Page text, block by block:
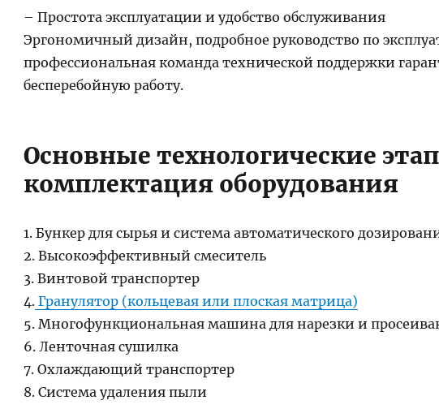
– Простота эксплуатации и удобство обслуживания
Эргономичный дизайн, подробное руководство по
профессиональная команда технической поддержки
бесперебойную работу.
Основные технологические
комплектация оборудования
1. Бункер для сырья и система автоматического
2. Высокоэффективный смеситель
3. Винтовой транспортер
4.Гранулятор (кольцевая или плоская матрица)
5. Многофункциональная машина для нарезки и
6. Ленточная сушилка
7. Охлаждающий транспортер
8. Система удаления пыли